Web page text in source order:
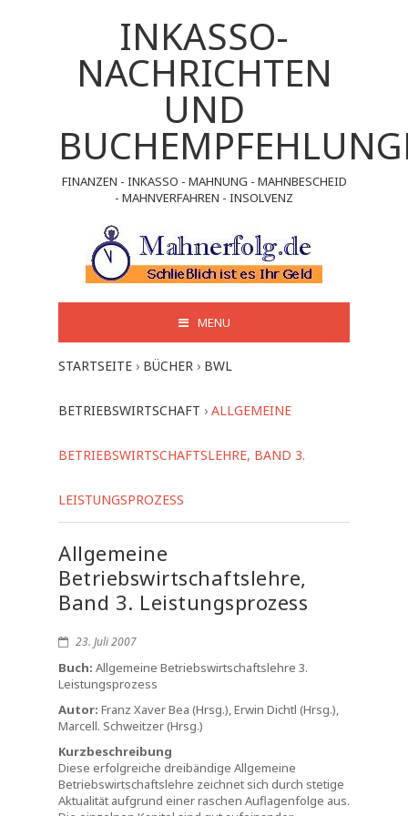
INKASSO-
NACHRICHTEN
UND
FINANZEN - INKASSO - MAHNUNG - MAHNBESCHEID
- MAHNVERFAHREN - INSOLVENZ
MENU
STARTSEITE › BÜCHER › BWL
BETRIEBSWIRTSCHAFT › ALLGEMEINE
BETRIEBSWIRTSCHAFTSLEHRE, BAND 3.
LEISTUNGSPROZESS
Allgemeine
Betriebswirtschaftslehre,
Band 3. Leistungsprozess
23. Juli 2007
Buch: Allgemeine Betriebswirtschaftslehre 3.
Leistungsprozess
Autor: Franz Xaver Bea (Hrsg.), Erwin Dichtl (Hrsg.),
Marcell. Schweitzer (Hrsg.)
Kurzbeschreibung
Diese erfolgreiche dreibändige Allgemeine
Betriebswirtschaftslehre zeichnet sich durch stetige
Aktualität aufgrund einer raschen Auflagenfolge aus.